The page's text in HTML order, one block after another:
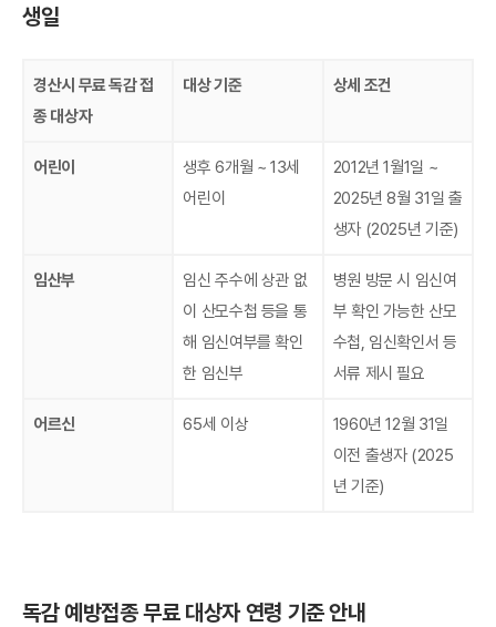
생일
경산시 무료 독감 접
종 대상자
대상 기준 상세 조건
어린이
생후 6개월 ~ 13세
어린이
2012년 1월1일 ~
2025년 8월 31일 출
생자 (2025년 기준)
임산부
임신 주수에 상관 없
이 산모수첩 등을 통
해 임신여부를 확인
한 임신부
병원 방문 시 임신여
부 확인 가능한 산모
수첩, 임신확인서 등
서류 제시 필요
어르신 65세 이상
1960년 12월 31일
이전 출생자 (2025
년 기준)
독감 예방접종 무료 대상자 연령 기준 안내